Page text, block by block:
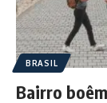
BRASIL
Bairro